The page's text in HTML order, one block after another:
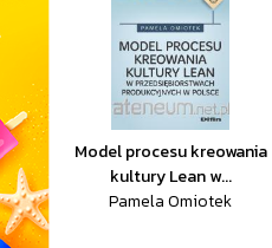
Model procesu kreowania
kultury Lean w...
Pamela Omiotek